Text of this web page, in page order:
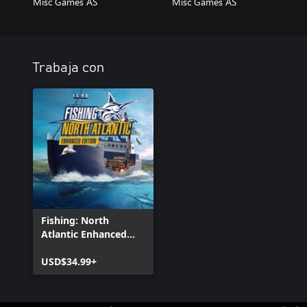
Trabaja con
Fishing: North
Atlantic Enhanced
USD$34.99+